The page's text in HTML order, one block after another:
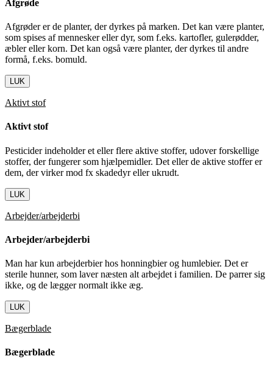
Afgrøde
Afgrøder er de planter, der dyrkes på marken. Det kan være planter,
som spises af mennesker eller dyr, som f.eks. kartofler, gulerødder,
æbler eller korn. Det kan også være planter, der dyrkes til andre
formå, f.eks. bomuld.
LUK
Aktivt stof
Aktivt stof
Pesticider indeholder et eller flere aktive stoffer, udover forskellige
stoffer, der fungerer som hjælpemidler. Det eller de aktive stoffer er
dem, der virker mod fx skadedyr eller ukrudt.
LUK
Arbejder/arbejderbi
Arbejder/arbejderbi
Man har kun arbejderbier hos honningbier og humlebier. Det er
sterile hunner, som laver næsten alt arbejdet i familien. De parrer sig
ikke, og de lægger normalt ikke æg.
LUK
Bægerblade
Bægerblade